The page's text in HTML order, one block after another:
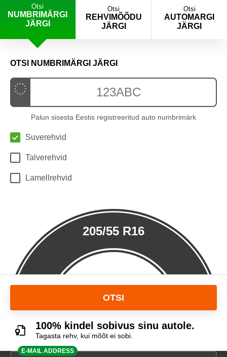
Otsi
NUMBRIMÄRGI
JÄRGI
Otsi
REHVIMÕÕDU
JÄRGI
Otsi
AUTOMARGI
JÄRGI
OTSI NUMBRIMÄRGI JÄRGI
Palun sisesta Eestis registreeritud auto numbrimärk
Suverehvid
Talverehvid
Lamellrehvid
205/55 R16
OTSI
100% kindel sobivus sinu autole.
Tagasta rehv, kui mõõt ei sobi.
E-MAIL ADDRESS